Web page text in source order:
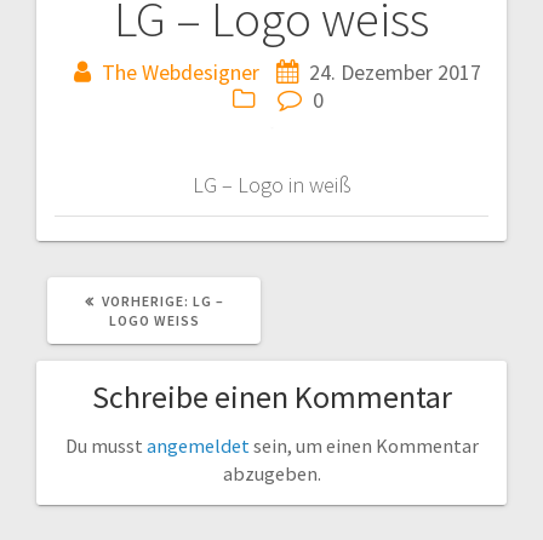
LG – Logo weiss
The Webdesigner
24. Dezember 2017
0
LG – Logo in weiß
Beitragsnavigation
VORHERIGE: VORHERIGER
BEITRAG:
LG –
LOGO WEISS
Schreibe einen Kommentar
Du musst angemeldet sein, um einen Kommentar
abzugeben.